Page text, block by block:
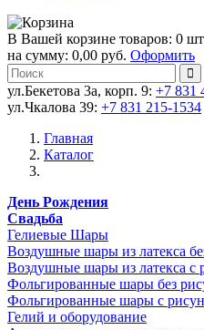
В Вашей корзине товаров: 0
на сумму: 0,00 руб. Оформить
ул.Бекетова 3а, корп. 9: +7 831
ул.Чкалова 39: +7 831 215-1534
Главная
Каталог
День Рождения
Свадьба
Гелиевые Шары
Воздушные шары из латекса
Воздушные шары из латекса с
Фольгированные шары без
Фольгированные шары с
Гелий и оборудование